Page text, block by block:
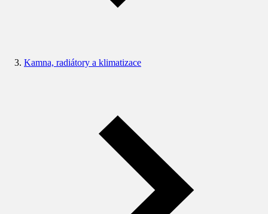
Kamna, radiátory a klimatizace